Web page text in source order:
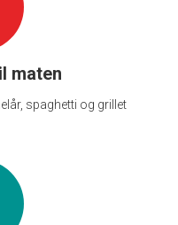
maten
spaghetti og grillet